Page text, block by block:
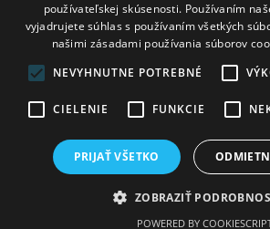
Naši partneři
2025 © Heming - Discover. Hunt Created and
používateľskej skúsenosti. Používaním
vyjadrujete súhlas s používaním všetkých
našimi zásadami používania súborov
NEVYHNUTNE POTREBNÉ
CIELENIE FUNKCIE
PRIJAŤ VŠETKO
ZOBRAZIŤ
POWERED BY